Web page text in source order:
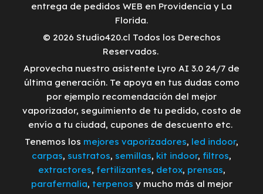
entrega de pedidos WEB en Providencia y La
Florida.
© 2026 Studio420.cl Todos los Derechos
Reservados.
Aprovecha nuestro asistente Lyro AI 3.0 24/7 de
última generación. Te apoya en tus dudas como
por ejemplo recomendación del mejor
vaporizador, seguimiento de tu pedido, costo de
envío a tu ciudad, cupones de descuento etc.
Tenemos los mejores vaporizadores, led indoor,
carpas, sustratos, semillas, kit indoor, filtros,
extractores, fertilizantes, detox, prensas,
parafernalia, terpenos y mucho más al mejor